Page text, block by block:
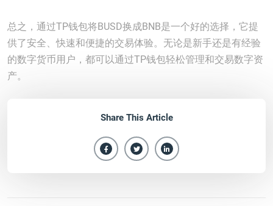
总之，通过TP钱包将BUSD换成BNB是一个好的选择，它提
供了安全、快速和便捷的交易体验。无论是新手还是有经验
的数字货币用户，都可以通过TP钱包轻松管理和交易数字资
产。
Share This Article